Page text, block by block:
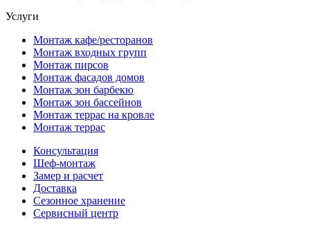
Услуги
Монтаж кафе/ресторанов
Монтаж входных групп
Монтаж пирсов
Монтаж фасадов домов
Монтаж зон барбекю
Монтаж зон бассейнов
Монтаж террас на кровле
Монтаж террас
Консультация
Шеф-монтаж
Замер и расчет
Доставка
Сезонное хранение
Сервисный центр